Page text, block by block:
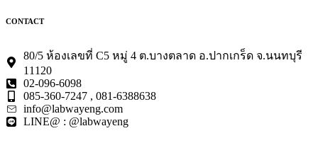
CONTACT
80/5 ห้องเลขที่ C5 หมู่ 4 ต.บางตลาด อ.ปากเกร็ด จ.นนทบุรี
11120
02-096-6098
085-360-7247 , 081-6388638
info@labwayeng.com
LINE@ : @labwayeng